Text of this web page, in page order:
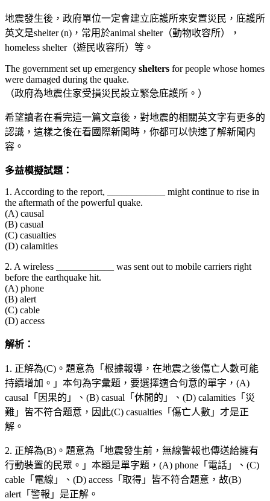
地震發生後，政府單位一定會建立庇護所來安置災民，庇護所
英文是shelter (n)，常用於animal shelter（動物收容所），
homeless shelter（遊民收容所）等。
The government set up emergency shelters for people whose homes
were damaged during the quake.
（政府為地震住家受損災民設立緊急庇護所。）
希望讀者在看完這一篇文章後，對地震的相關英文字有更多的
認識，這樣之後在看國際新聞時，你都可以快速了解新聞内
容。
多益模擬試題：
1. According to the report, ____________ might continue to rise in
the aftermath of the powerful quake.
(A) causal
(B) casual
(C) casualties
(D) calamities
2. A wireless ____________ was sent out to mobile carriers right
before the earthquake hit.
(A) phone
(B) alert
(C) cable
(D) access
解析：
1. 正解為(C)。題意為「根據報導，在地震之後傷亡人數可能
持續增加。」本句為字彙題，要選擇適合句意的單字，(A)
causal「因果的」、(B) casual「休閒的」、(D) calamities「災
難」皆不符合題意，因此(C) casualties「傷亡人數」才是正
解。
2. 正解為(B)。題意為「地震發生前，無線警報也傳送給擁有
行動裝置的民眾。」本題是單字題，(A) phone「電話」、(C)
cable「電線」、(D) access「取得」皆不符合題意，故(B)
alert「警報」是正解。